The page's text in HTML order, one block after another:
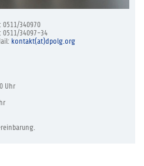
0511/340970
0511/34097-34
kontakt(at)dpolg.org
Uhr